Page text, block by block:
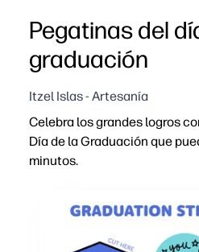
Pegatinas del
graduación
Itzel Islas - Artesanía
Celebra los grandes logros
Día de la Graduación que
minutos.
Compromiso aprobado
Listo para la fiesta en